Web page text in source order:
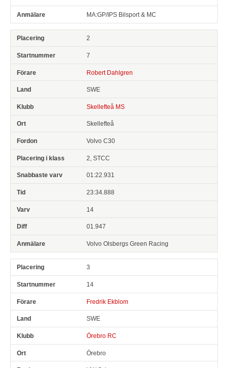
MA:GP/IPS Bilsport & MC
2
7
Robert Dahlgren
SWE
Skellefteå MS
Skellefteå
Volvo C30
2, STCC
01:22.931
23:34.888
14
01.947
Volvo Olsbergs Green Racing
3
14
Fredrik Ekblom
SWE
Örebro RC
Örebro